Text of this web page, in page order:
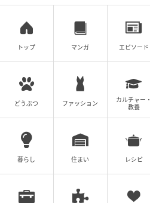
トップ マンガ エピソード
どうぶつ ファッション
カルチャー・
教養
暮らし 住まい レシピ